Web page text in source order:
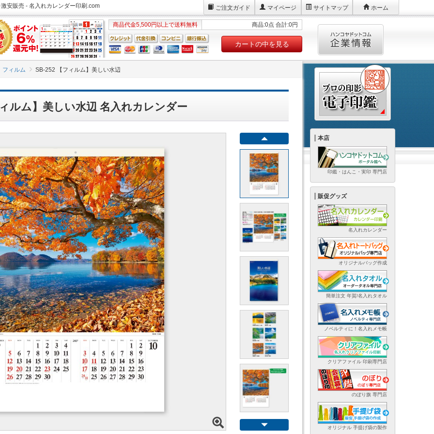
安販売 - 名入れカレンダー印刷.com ご注文ガイド マイページ サイトマップ ホーム
商品代金5,500円以上で送料無料 商品:0点 合計:0円
カートの中を見る
フィルム SB-252 【フィルム】美しい水辺
ルム】美しい水辺 名入れカレンダー
本店
印鑑・はんこ・実印 専門店
販促グッズ
名入れカレンダー
オリジナルバッグ作成
簡単注文 年賀/名入れタオル
ノベルティに！名入れメモ帳
クリアファイル 印刷専門店
のぼり旗 専門店
オリジナル 手提げ袋の製作